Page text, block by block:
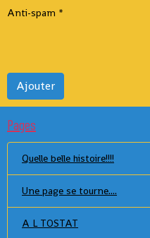
Anti-spam
Ajouter
Pages
Quelle belle histoire!!!!
Une page se tourne....
A L TOSTAT